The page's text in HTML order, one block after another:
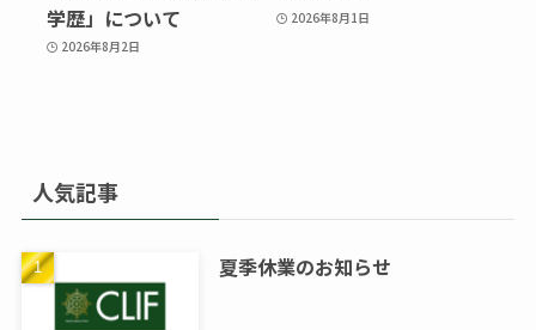
学歴」について
2026年8月2日
2026年8月1日
人気記事
夏季休業のお知らせ